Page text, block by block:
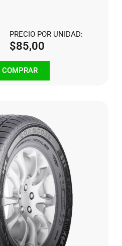
PRECIO POR UNIDAD:
$85,00
COMPRAR